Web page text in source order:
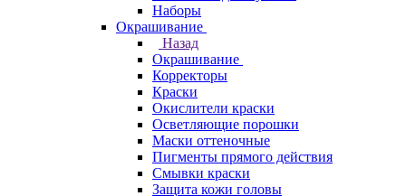
Наборы
Окрашивание
Назад
Окрашивание
Корректоры
Краски
Окислители краски
Осветляющие порошки
Маски оттеночные
Пигменты прямого действия
Смывки краски
Защита кожи головы